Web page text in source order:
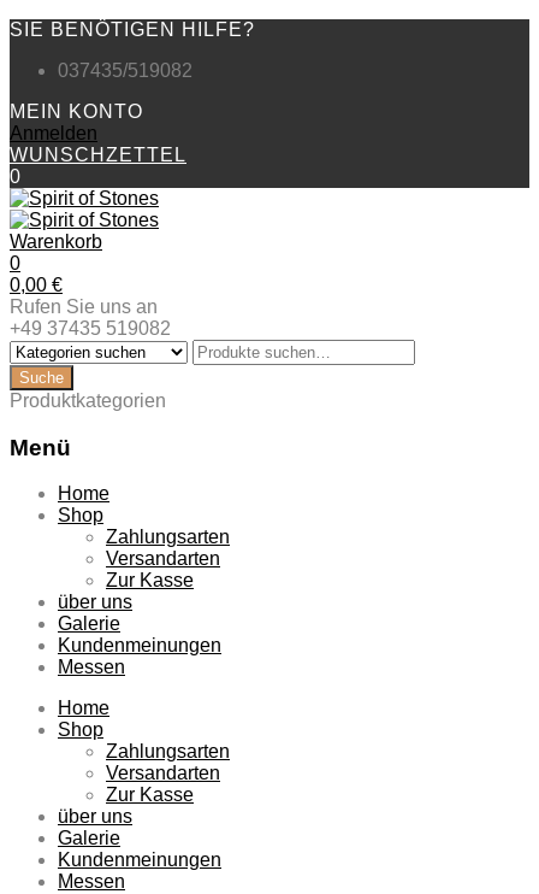
SIE BENÖTIGEN HILFE?
037435/519082
MEIN KONTO
Anmelden
WUNSCHZETTEL
0
Warenkorb
0
0,00 €
Rufen Sie uns an
+49 37435 519082
Produktkategorien
Menü
Zum
Inhalt
Home
Shop
Zahlungsarten
Versandarten
Zur Kasse
über uns
Galerie
Kundenmeinungen
Messen
Home
Shop
Zahlungsarten
Versandarten
Zur Kasse
über uns
Galerie
Kundenmeinungen
Messen